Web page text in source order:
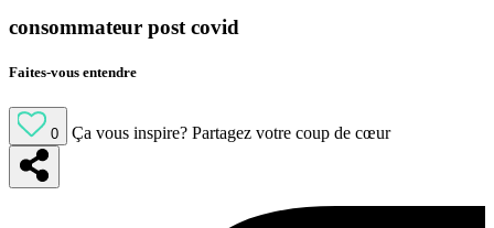
consommateur post covid
Faites-vous entendre
0 Ça vous inspire? Partagez votre coup de cœur